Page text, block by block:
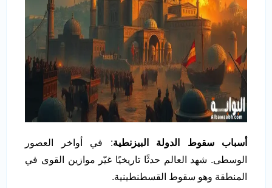
أسباب سقوط الدولة البيزنطية: في أواخر العصور
الوسطى. شهد العالم حدثًا تاريخيًا غيّر موازين القوى في
المنطقة وهو سقوط القسطنطينية.